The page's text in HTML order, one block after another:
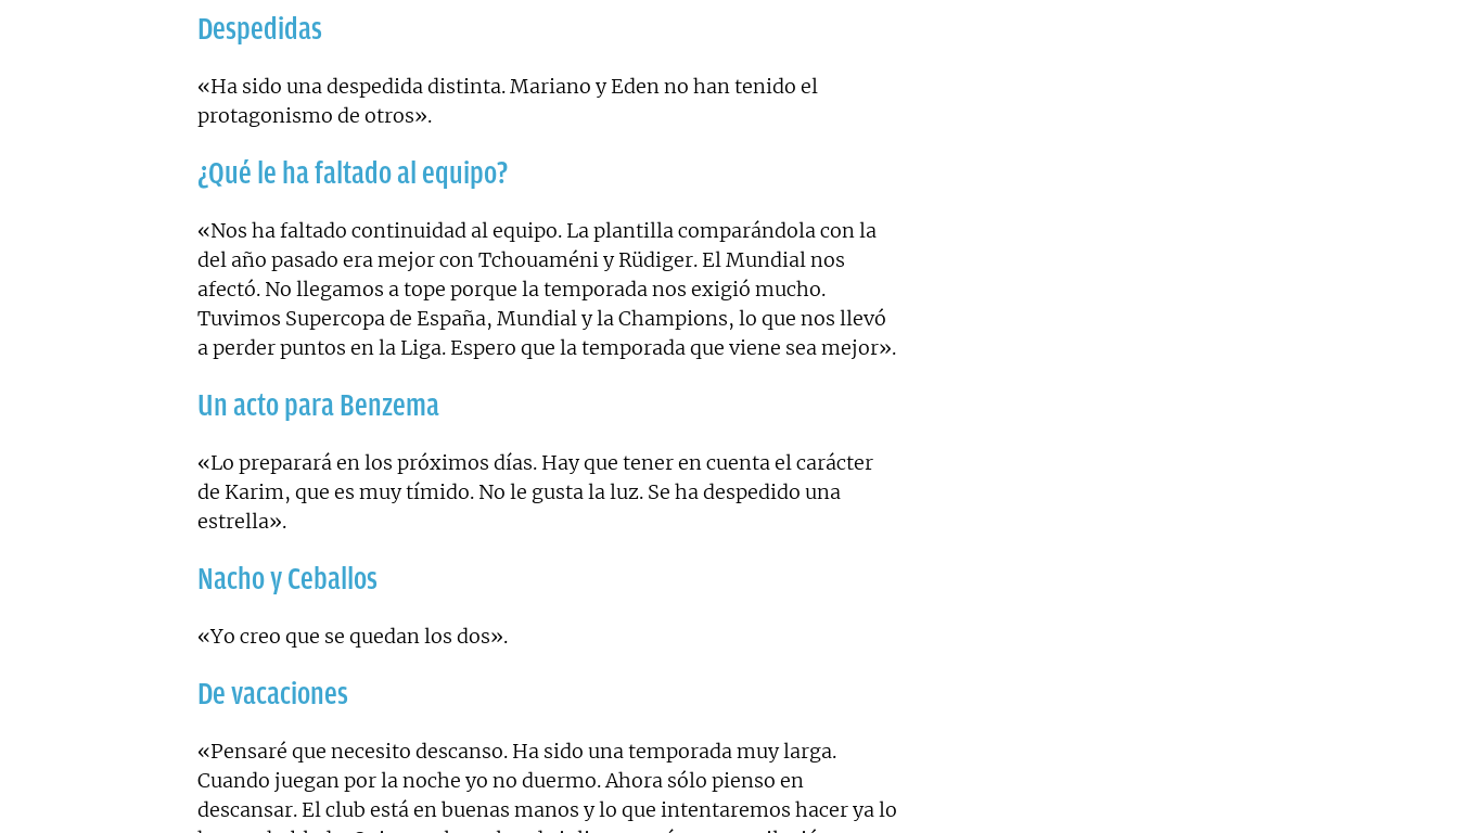
Despedidas
«Ha sido una despedida distinta. Mariano y Eden no han tenido el
protagonismo de otros».
¿Qué le ha faltado al equipo?
«Nos ha faltado continuidad al equipo. La plantilla comparándola con la
del año pasado era mejor con Tchouaméni y Rüdiger. El Mundial nos
afectó. No llegamos a tope porque la temporada nos exigió mucho.
Tuvimos Supercopa de España, Mundial y la Champions, lo que nos llevó
a perder puntos en la Liga. Espero que la temporada que viene sea mejor».
Un acto para Benzema
«Lo preparará en los próximos días. Hay que tener en cuenta el carácter
de Karim, que es muy tímido. No le gusta la luz. Se ha despedido una
estrella».
Nacho y Ceballos
«Yo creo que se quedan los dos».
De vacaciones
«Pensaré que necesito descanso. Ha sido una temporada muy larga.
Cuando juegan por la noche yo no duermo. Ahora sólo pienso en
descansar. El club está en buenas manos y lo que intentaremos hacer ya lo